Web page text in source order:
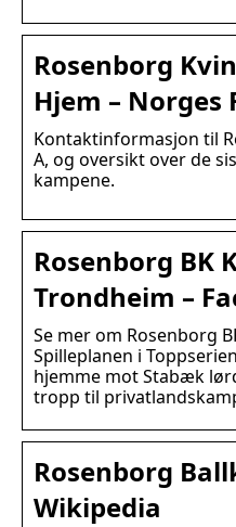
Rosenborg
Hjem –
Kontaktinformasjon til
A, og oversikt over de
kampene.
Rosenborg BK
Trondheim –
Se mer om Rosenborg
Spilleplanen i
hjemme mot Stabæk
tropp til
Rosenborg
Wikipedia